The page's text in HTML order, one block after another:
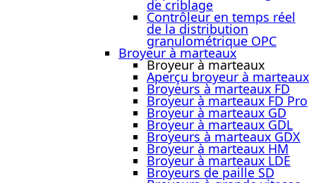
de criblage
Contrôleur en temps réel
de la distribution
granulométrique OPC
Broyeur à marteaux
Broyeur à marteaux
Aperçu broyeur à marteaux
Broyeurs à marteaux FD
Broyeur à marteaux FD Pro
Broyeur à marteaux GD
Broyeur à marteaux GDL
Broyeurs à marteaux GDX
Broyeur à marteaux HM
Broyeur à marteaux LDE
Broyeurs de paille SD